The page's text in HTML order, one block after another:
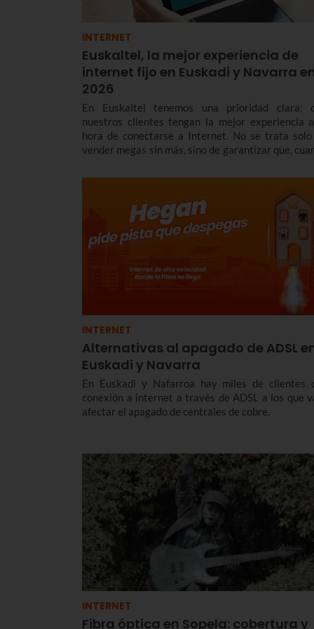
INTERNET
Euskaltel, la mejor experiencia de
internet fijo en Euskadi y Navarra
2026
En Euskaltel tenemos una prioridad clara:
nuestros clientes tengan la mejor experiencia
hora de conectarse a Internet. No se trata
vender megas sin más, sino de garantizar que,
latencia envidiables.
INTERNET
Alternativas al apagado de ADSL
Euskadi y Navarra
En Euskadi y Nafarroa hay miles de clientes
conexión a internet a través de ADSL a los que
afectar el apagado de centrales de cobre.
INTERNET
Fibra óptica en Sopela: cobertura y